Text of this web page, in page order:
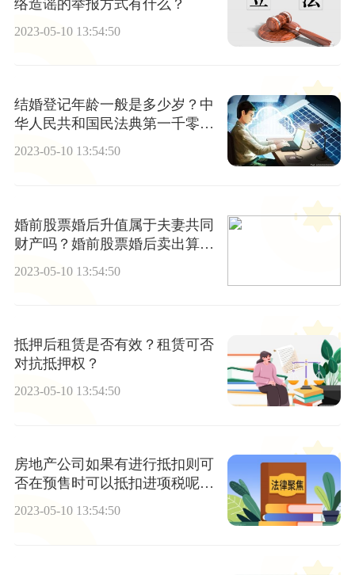
络造谣的举报方式有什么？
2023-05-10 13:54:50
结婚登记年龄一般是多少岁？中
华人民共和国民法典第一千零四
十七条
2023-05-10 13:54:50
婚前股票婚后升值属于夫妻共同
财产吗？婚前股票婚后卖出算共
2023-05-10 13:54:50
抵押后租赁是否有效？租赁可否
对抗抵押权？
2023-05-10 13:54:50
房地产公司如果有进行抵扣则可
否在预售时可以抵扣进项税呢？
销售额的计算公式是什么？
2023-05-10 13:54:50